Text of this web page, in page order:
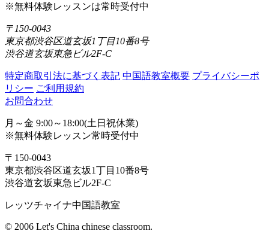
※無料体験レッスンは常時受付中
〒150-0043
東京都渋谷区道玄坂1丁目10番8号
渋谷道玄坂東急ビル2F-C
特定商取引法に基づく表記 中国語教室概要 プライバシーポ
リシー ご利用規約
お問合わせ
月～金 9:00～18:00(土日祝休業)
※無料体験レッスン常時受付中
〒150-0043
東京都渋谷区道玄坂1丁目10番8号
渋谷道玄坂東急ビル2F-C
レッツチャイナ中国語教室
© 2006 Let's China chinese classroom.